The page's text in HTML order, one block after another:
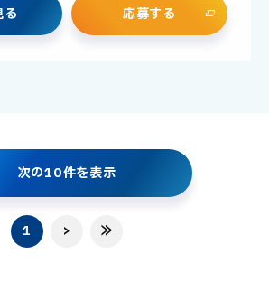
る 応募する
次の10件を表示
1 > ≫